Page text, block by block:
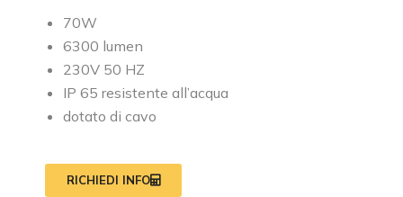
70W
6300 lumen
230V 50 HZ
IP 65 resistente all’acqua
dotato di cavo
RICHIEDI INFO